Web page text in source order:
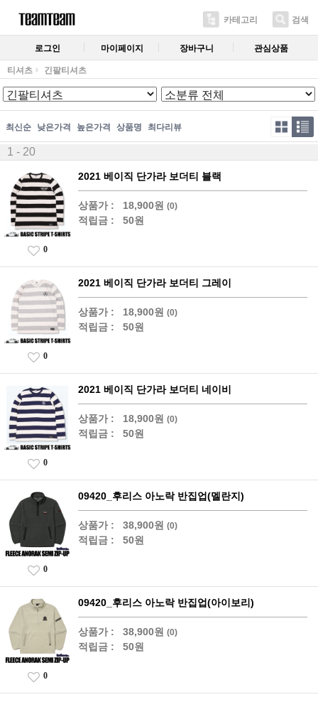
카테고리 검색
로그인 마이페이지 장바구니 관심상품
티셔츠 긴팔티셔츠
최신순 낮은가격 높은가격 상품명 최다리뷰
1 - 20
2021 베이직 단가라 보더티 블랙
상품가 : 18,900원 (0)
적립금 : 50원
0
2021 베이직 단가라 보더티 그레이
상품가 : 18,900원 (0)
적립금 : 50원
0
2021 베이직 단가라 보더티 네이비
상품가 : 18,900원 (0)
적립금 : 50원
0
09420_후리스 아노락 반집업(멜란지)
상품가 : 38,900원 (0)
적립금 : 50원
0
09420_후리스 아노락 반집업(아이보리)
상품가 : 38,900원 (0)
적립금 : 50원
0